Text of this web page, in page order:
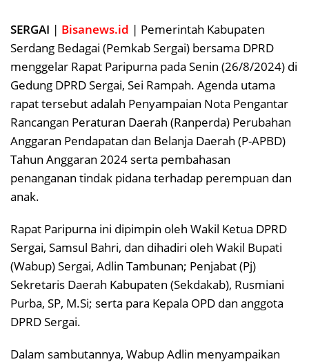
SERGAI | Bisanews.id | Pemerintah Kabupaten
Serdang Bedagai (Pemkab Sergai) bersama DPRD
menggelar Rapat Paripurna pada Senin (26/8/2024) di
Gedung DPRD Sergai, Sei Rampah. Agenda utama
rapat tersebut adalah Penyampaian Nota Pengantar
Rancangan Peraturan Daerah (Ranperda) Perubahan
Anggaran Pendapatan dan Belanja Daerah (P-APBD)
Tahun Anggaran 2024 serta pembahasan
penanganan tindak pidana terhadap perempuan dan
anak.
Rapat Paripurna ini dipimpin oleh Wakil Ketua DPRD
Sergai, Samsul Bahri, dan dihadiri oleh Wakil Bupati
(Wabup) Sergai, Adlin Tambunan; Penjabat (Pj)
Sekretaris Daerah Kabupaten (Sekdakab), Rusmiani
Purba, SP, M.Si; serta para Kepala OPD dan anggota
DPRD Sergai.
Dalam sambutannya, Wabup Adlin menyampaikan